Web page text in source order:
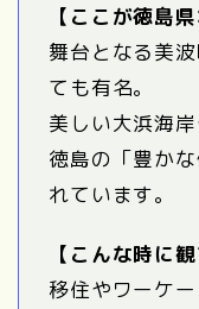
【ここが徳島
舞台となる美
ても有名。
美しい大浜海
徳島の「豊か
れています。
【こんな時に
移住やワーケ